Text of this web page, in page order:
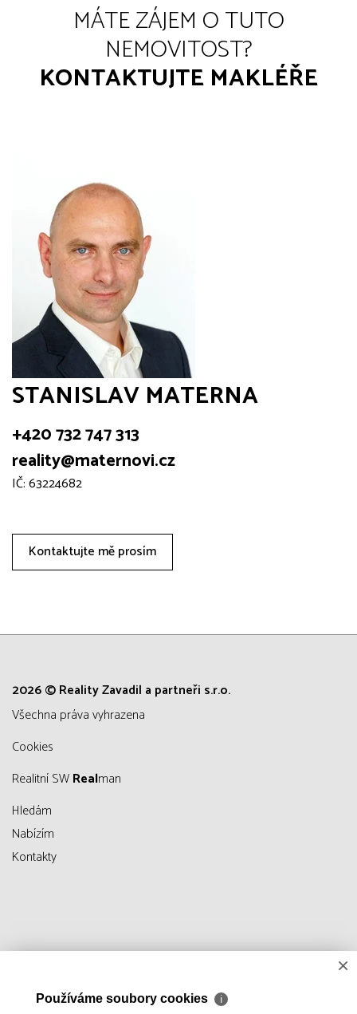
MÁTE ZÁJEM O TUTO
NEMOVITOST?
KONTAKTUJTE MAKLÉŘE
STANISLAV MATERNA
+420 732 747 313
reality@maternovi.cz
IČ: 63224682
Kontaktujte mě prosím
2026 © Reality Zavadil a partneři s.r.o.
všechna práva vyhrazena
Cookies
Realitní SWRealman
Hledám
Nabízím
Kontakty
×
Používáme soubory cookies ℹ